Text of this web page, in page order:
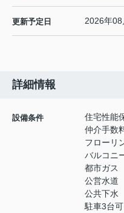
更新予定日 2026年08
詳細情報
設備条件
住宅性能
仲介手数
フローリ
バルコニ
都市ガス
公営水道
公共下水
駐車3台可